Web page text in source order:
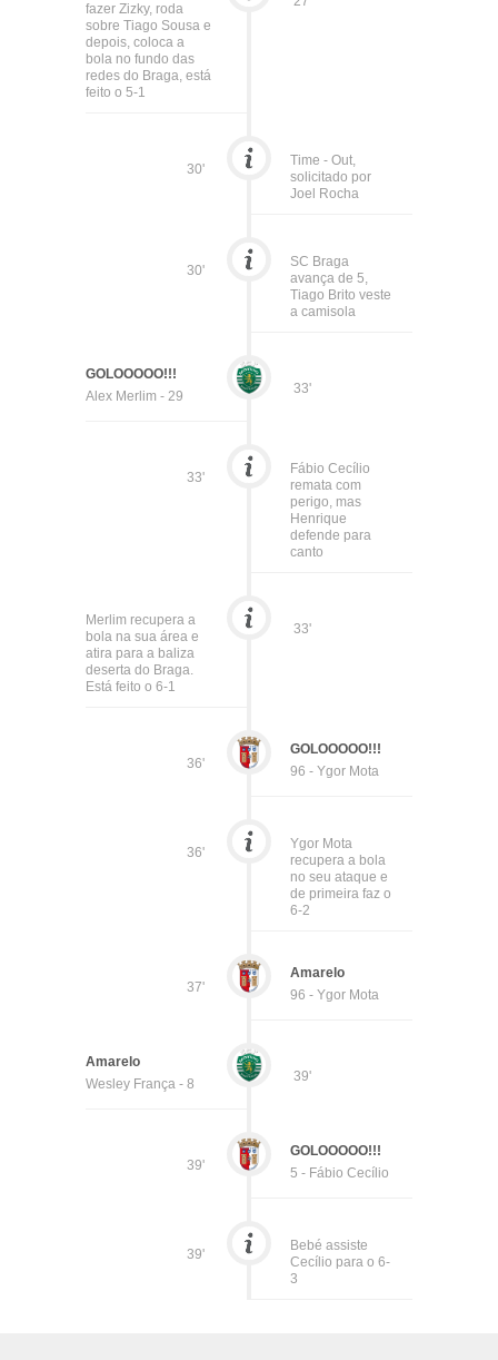
fazer Zizky, roda
sobre Tiago Sousa e
depois, coloca a
bola no fundo das
redes do Braga, está
feito o 5-1
30'
Time - Out,
solicitado por
Joel Rocha
30'
SC Braga
avança de 5,
Tiago Brito veste
a camisola
33'
GOLOOOOO!!!
Alex Merlim - 29
33'
Fábio Cecílio
remata com
perigo, mas
Henrique
defende para
canto
33'
Merlim recupera a
bola na sua área e
atira para a baliza
deserta do Braga.
Está feito o 6-1
36'
GOLOOOOO!!!
96 - Ygor Mota
36'
Ygor Mota
recupera a bola
no seu ataque e
de primeira faz o
6-2
37'
Amarelo
96 - Ygor Mota
39'
Amarelo
Wesley França - 8
39'
GOLOOOOO!!!
5 - Fábio Cecílio
39'
Bebé assiste
Cecílio para o 6-
3